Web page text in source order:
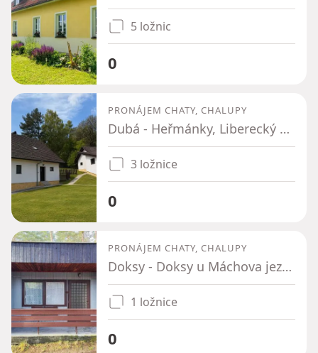
5 ložnic
0
PRONÁJEM CHATY, CHALUPY
Dubá - Heřmánky, Liberecký kraj
3 ložnice
0
PRONÁJEM CHATY, CHALUPY
Doksy - Doksy u Máchova jezera, Liberecký kraj
1 ložnice
0